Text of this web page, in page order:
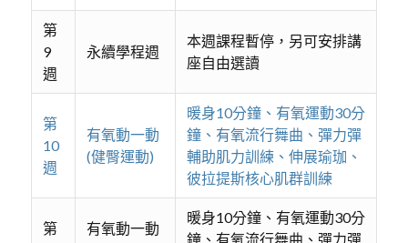
第
9
週
永續學程週
本週課程暫停，另可安排講
座自由選讀
第
10
週
有氧動一動
(健臀運動)
暖身10分鐘、有氧運動30分
鐘、有氧流行舞曲、彈力彈
輔助肌力訓練、伸展瑜珈、
彼拉提斯核心肌群訓練
第
有氧動一動
暖身10分鐘、有氧運動30分
鐘、有氧流行舞曲、彈力彈